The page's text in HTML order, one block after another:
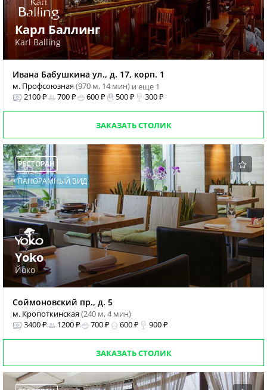
Карл Баллинг
Karl Balling
Ивана Бабушкина ул., д. 17, корп. 1
м. Профсоюзная(970 м, 14 мин) и еще 1
2100 ₽
700 ₽ 600 ₽ 500 ₽ 300 ₽
ЗАКАЗАТЬ СТОЛИК
РЕСТОРАН
ПАНОРАМНЫЙ ВИД
Yoko
Йоко
Соймоновский пр., д. 5
м. Кропоткинская(240 м, 4 мин)
3400 ₽
1200 ₽ 700 ₽ 600 ₽ 900 ₽
ЗАКАЗАТЬ СТОЛИК